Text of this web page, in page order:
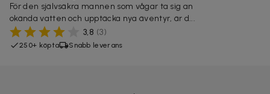
För den självsäkra mannen som vågar ta sig an
okända vatten och upptäcka nya äventyr, är d...
3,8 (3)
250+ köpta Snabb leverans